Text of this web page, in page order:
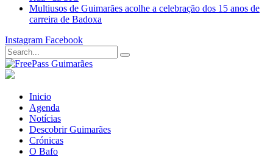
Multiusos de Guimarães acolhe a celebração dos 15 anos de
carreira de Badoxa
Instagram Facebook
Inicio
Agenda
Notícias
Descobrir Guimarães
Crónicas
O Bafo